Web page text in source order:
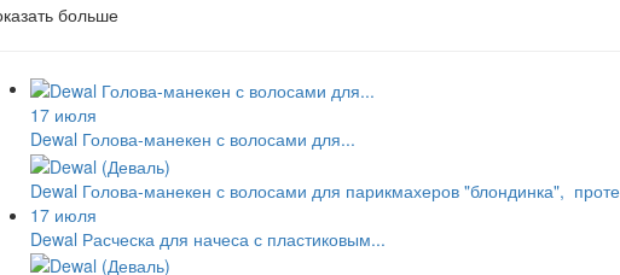
больше
17 июля
Dewal Голова-манекен с волосами для...
Dewal Голова-манекен с волосами для парикмахеров "блондинка",
17 июля
Dewal Расческа для начеса с пластиковым...